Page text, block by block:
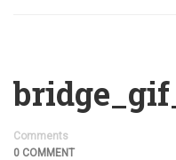
Comments
0 COMMENT